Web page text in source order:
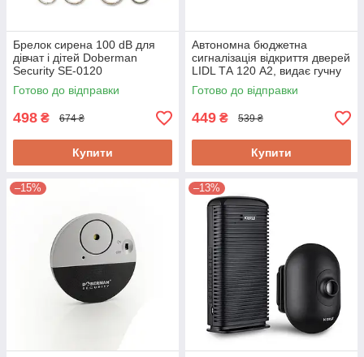
Брелок сирена 100 dB для
дівчат і дітей Doberman
Security SE-0120
Готово до відправки
498 ₴ 674 ₴
Купити
Автономна бюджетна
сигналізація відкриття дверей
LIDL ТА 120 А2, видає гучну
сирену 120 dbi
Готово до відправки
449 ₴ 539 ₴
Купити
–15% –13%